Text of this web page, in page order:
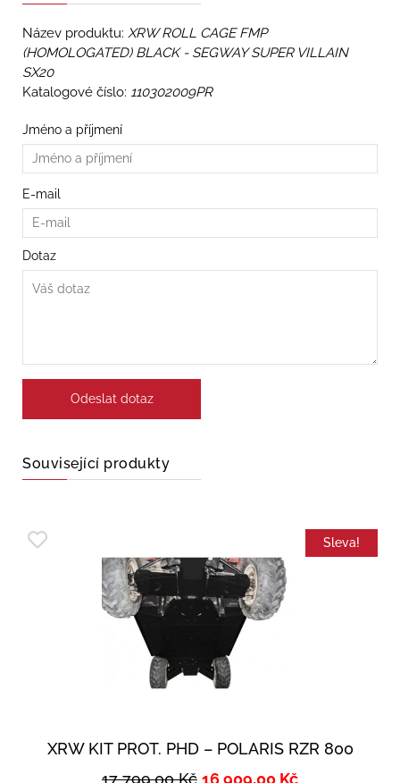
Název produktu: XRW ROLL CAGE FMP
(HOMOLOGATED) BLACK - SEGWAY SUPER VILLAIN
SX20
Katalogové číslo: 110302009PR
Jméno a příjmení
E-mail
Dotaz
Související produkty
Sleva!
XRW KIT PROT. PHD – POLARIS RZR 800